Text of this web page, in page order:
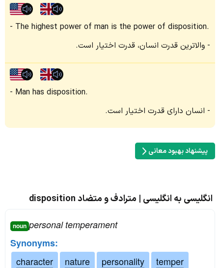
The highest power of man is the power of disposition.
والاترین قدرت انسان، قدرت اختیار است.
Man has disposition.
انسان دارای قدرت اختیار است.
پیشنهاد بهبود معانی
انگلیسی به انگلیسی | مترادف و متضاد disposition
noun personal temperament
Synonyms:
character
nature personality
temper